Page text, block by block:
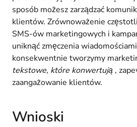
sposób możesz zarządzać
klientów. Zrównoważenie
SMS-ów marketingowych i
uniknąć zmęczenia
konsekwentnie tworzymy
tekstowe, które konwertują ,
zaangażowanie klientów.
Wnioski